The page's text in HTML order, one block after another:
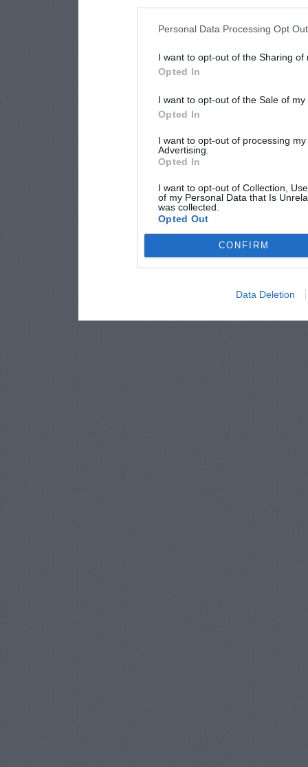
Personal Data Processing Opt
I want to opt-out of the Sharing of
Opted In
I want to opt-out of the Sale of
Opted In
I want to opt-out of processing
Advertising.
Opted In
I want to opt-out of Collection,
of my Personal Data that Is
was collected.
Opted Out
CONFIRM
Data Deletion